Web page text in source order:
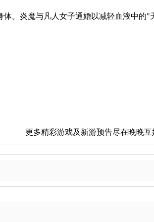
。炎魔与凡人女子通婚以减轻血液中的"
更多精彩游戏及新游预告尽在晚晚互